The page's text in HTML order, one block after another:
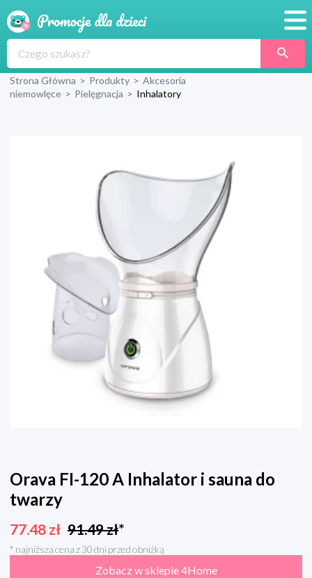
Produkty
Wyprawka
Strona Główna > Produkty > Akcesoria
niemowlęce > Pielęgnacja > Inhalatory
Orava FI-120 A Inhalator i sauna do
twarzy
77.48 zł 91.49zł*
* najniższa cena z 30 dni przed obniżką
Zobacz w sklepie 4Home